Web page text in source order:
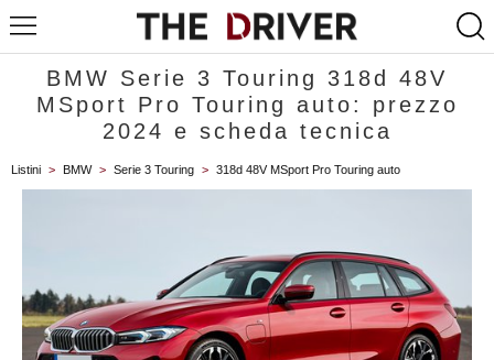
BMW Serie 3 Touring 318d 48V
MSport Pro Touring auto: prezzo
2024 e scheda tecnica
Listini > BMW > Serie 3 Touring > 318d 48V MSport Pro Touring auto